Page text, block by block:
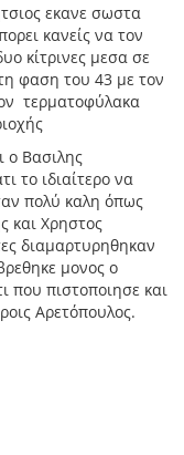
εκανε σωστα
κανείς να τον
κίτρινες μεσα σε
φαση του 43 με τον
τερματοφύλακα
ο Βασιλης
το ιδιαίτερο να
πολύ καλη όπως
και Χρηστος
διαμαρτυρηθηκαν
μονος ο
που πιστοποιησε και
Αρετόπουλος.